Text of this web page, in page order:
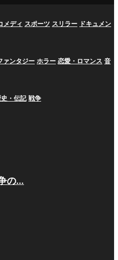
メディ スポーツ スリラー ドキュメン
ァンタジー ホラー 恋愛・ロマンス 音
・伝記 戦争
の…